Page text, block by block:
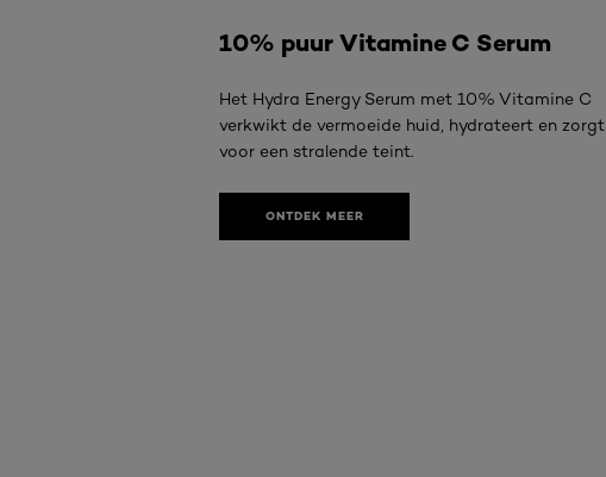
10% puur Vitamine C Serum
Het Hydra Energy Serum met 10% Vitamine C
verkwikt de vermoeide huid, hydrateert en zorgt
voor een stralende teint.
ONTDEK MEER